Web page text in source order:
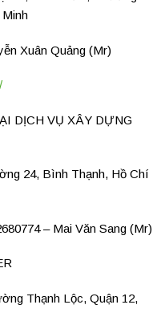
Xuân Quảng (Mr)
DỊCH VỤ XÂY DỰNG
24, Bình Thạnh, Hồ Chí
– Mai Văn Sang (Mr)
Thạnh Lộc, Quận 12,